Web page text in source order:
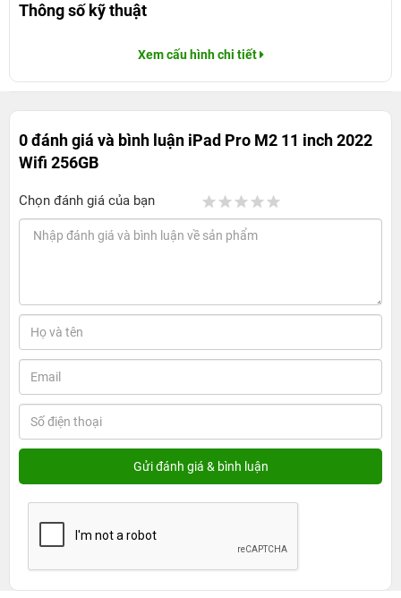
Thông số kỹ thuật
Xem cấu hình chi tiết
0 đánh giá và bình luận iPad Pro M2 11 inch 2022
Wifi 256GB
Chọn đánh giá của bạn